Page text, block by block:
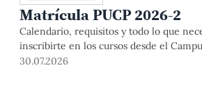
Matrícula PUCP 2026-2
Calendario, requisitos y todo lo que
inscribirte en los cursos desde el
30.07.2026